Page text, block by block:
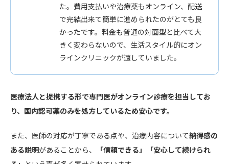
た。費用支払いや治療薬もオンライン、配送
で完結出来て簡単に進められたのがとても良
かったです。料金も普通の対面型と比べて大
きく変わらないので、生活スタイル的にオン
ラインクリニックが適していました。
医療法人と提携する形で専門医がオンライン診療を担当してお
り、国内認可薬のみを処方しているため安心です。
また、医師の対応が丁寧である点や、治療内容について納得感の
ある説明があることから、
「信頼できる」「安心して続けられ